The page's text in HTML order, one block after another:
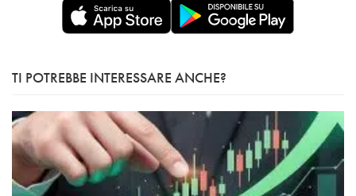
TI POTREBBE INTERESSARE ANCHE?